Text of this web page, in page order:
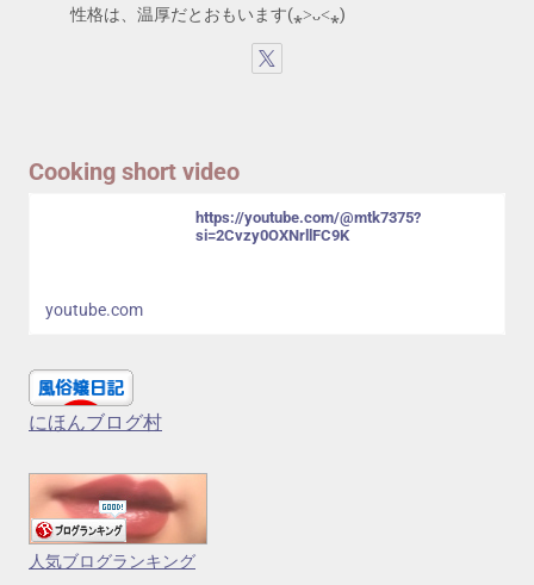
性格は、温厚だとおもいます(⁎˃ᴗ˂⁎)
Cooking short video
https://youtube.com/@mtk7375?
si=2Cvzy0OXNrllFC9K
youtube.com
にほんブログ村
人気ブログランキング